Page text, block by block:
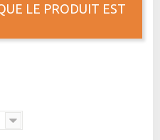
LE PRODUIT EST